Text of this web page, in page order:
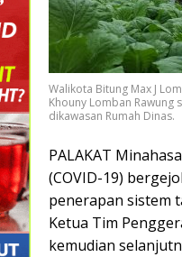
Walikota Bitung Max J
Khouny Lomban Rawung
dikawasan Rumah Dinas.
PALAKAT
(COVID-19)
penerapan sistem
Ketua Tim
kemudian